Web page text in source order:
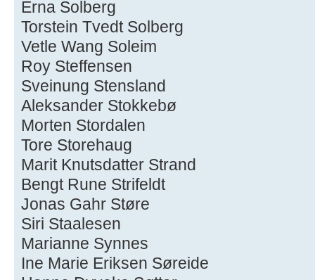
Erna Solberg
Torstein Tvedt Solberg
Vetle Wang Soleim
Roy Steffensen
Sveinung Stensland
Aleksander Stokkebø
Morten Stordalen
Tore Storehaug
Marit Knutsdatter Strand
Bengt Rune Strifeldt
Jonas Gahr Støre
Siri Staalesen
Marianne Synnes
Ine Marie Eriksen Søreide